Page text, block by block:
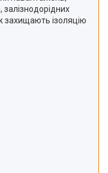
захищають ізоляцію